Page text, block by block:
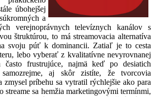
úbohejšej
a
verejnoprávnych televíznych kanálov s
štruktúrou, to má streamovacia alternatíva
svoju púť k dominancii. Zatiaľ je to cesta
lebo vyberať z kvalitatívne nevyrovnanej
frustrujúce, najmä keď po desiatich
samozrejme, aj skôr zistíte, že tvorcovia
zmysel príbehu sa vytratil rýchlejšie ako para
streame sa hemžia marketingovými termínmi,